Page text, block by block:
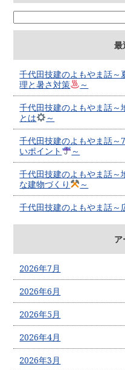
最
千代田技建のよもやま話～
理と暑さ対策
～
千代田技建のよもやま話～
とは
～
千代田技建のよもやま話～
いポイント
～
千代田技建のよもやま話
な建物づくり
～
千代田技建のよもやま話～
ア
2026年7月
2026年6月
2026年5月
2026年4月
2026年3月